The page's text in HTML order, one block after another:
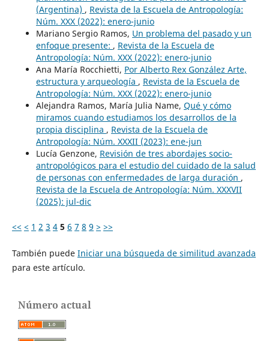
(Argentina) , Revista de la Escuela de Antropología:
Núm. XXX (2022): enero-junio
Mariano Sergio Ramos, Un problema del pasado y un
enfoque presente: , Revista de la Escuela de
Antropología: Núm. XXX (2022): enero-junio
Ana María Rocchietti, Por Alberto Rex González Arte,
estructura y arqueología , Revista de la Escuela de
Antropología: Núm. XXX (2022): enero-junio
Alejandra Ramos, María Julia Name, Qué y cómo
miramos cuando estudiamos los desarrollos de la
propia disciplina , Revista de la Escuela de
Antropología: Núm. XXXII (2023): ene-jun
Lucía Genzone, Revisión de tres abordajes socio-
antropológicos para el estudio del cuidado de la salud
de personas con enfermedades de larga duración ,
Revista de la Escuela de Antropología: Núm. XXXVII
(2025): jul-dic
<< < 1 2 3 4 5 6 7 8 9 > >>
También puede Iniciar una búsqueda de similitud avanzada
para este artículo.
Número actual